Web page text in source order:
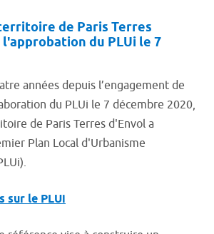
de Paris Terres
du PLUi le 7
années depuis l’engagement de
du PLUi le 7 décembre 2020,
de Paris Terres d'Envol a
Plan Local d'Urbanisme
sur le PLUi